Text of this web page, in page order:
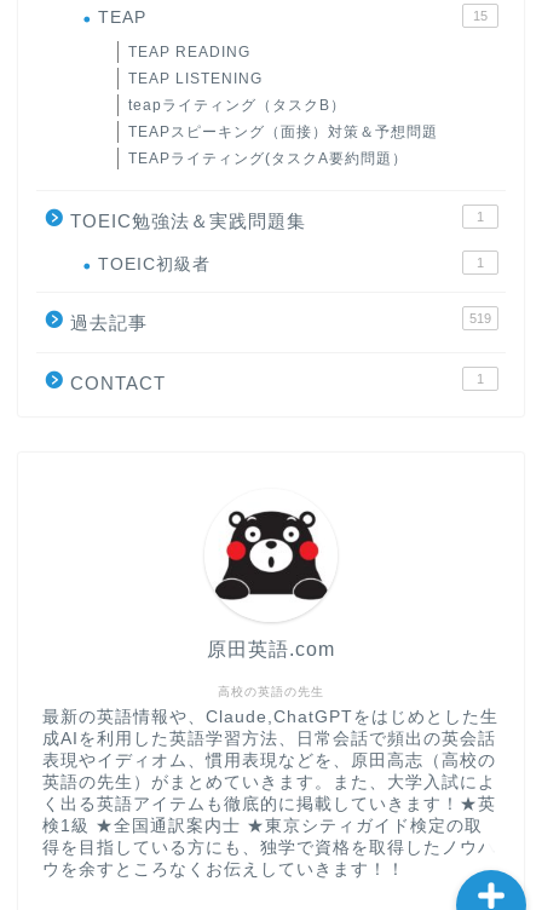
TEAP 15
TEAP READING
TEAP LISTENING
teapライティング（タスクB）
TEAPスピーキング（面接）対策＆予想問題
TEAPライティング(タスクA要約問題）
TOEIC勉強法＆実践問題集 1
TOEIC初級者 1
過去記事 519
CONTACT 1
高校の英語の先生
原田英語.com
最新の英語情報や、Claude,ChatGPTをはじめとした生
成AIを利用した英語学習方法、日常会話で頻出の英会話
表現やイディオム、慣用表現などを、原田高志（高校の
英語の先生）がまとめていきます。また、大学入試によ
く出る英語アイテムも徹底的に掲載していきます！★英
検1級 ★全国通訳案内士 ★東京シティガイド検定の取
得を目指している方にも、独学で資格を取得したノウハ
ウを余すところなくお伝えしていきます！！
大学入試英語対策講座
英語名言・格言・カッコい
い英語＆素敵な英文フレー
CONTACT